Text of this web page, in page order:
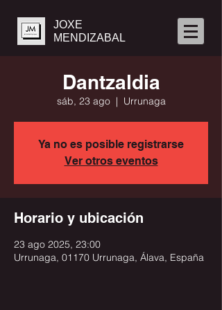
JOXE
MENDIZABAL
Dantzaldia
sáb, 23 ago
  |
Urrunaga
Ya no es posible registrarse
Ver otros eventos
Horario y ubicación
23 ago 2025, 23:00
Urrunaga, 01170 Urrunaga, Álava, España